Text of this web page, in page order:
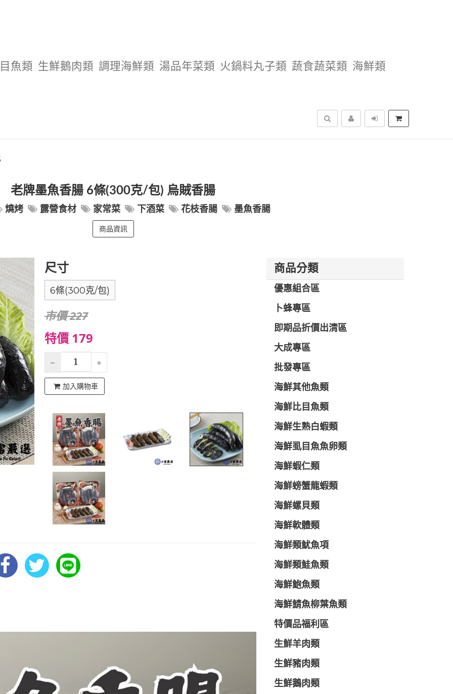
魚類 生鮮鵝肉類 調理海鮮類 湯品年菜類 火鍋料丸子類 蔬食蔬菜類 海鮮類
搜尋
老牌墨魚香腸 6條(300克/包) 烏賊香腸
燒烤 露營食材 家常菜 下酒菜 花枝香腸 墨魚香腸
商品資訊
尺寸
6條(300克/包)
市價 227
特價 179
加入購物車
商品分類
優惠組合區
卜蜂專區
即期品折價出清區
大成專區
批發專區
海鮮其他魚類
海鮮比目魚類
海鮮生熟白蝦類
海鮮虱目魚魚卵類
海鮮蝦仁類
海鮮螃蟹龍蝦類
海鮮螺貝類
海鮮軟體類
海鮮類魷魚項
海鮮類鮭魚類
海鮮鮑魚類
海鮮鯖魚柳葉魚類
特價品福利區
生鮮羊肉類
生鮮豬肉類
生鮮鵝肉類